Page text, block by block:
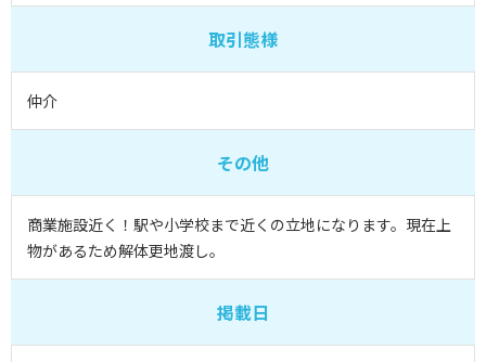
取引態様
仲介
その他
商業施設近く！駅や小学校まで近くの立地になります。現在上
物があるため解体更地渡し。
掲載日